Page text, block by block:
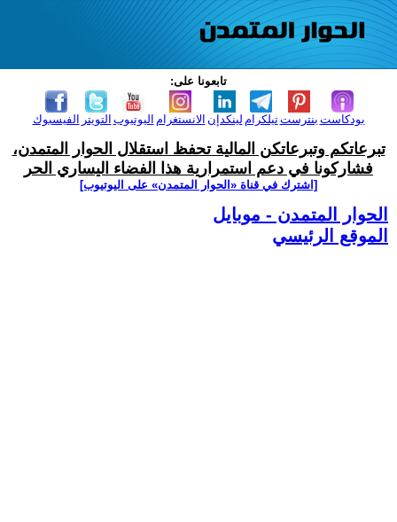
تابعونا على:
الفيسبوك التويتر اليوتيوب الانستغرام لينكدإن تيلكرامبنترست بودكاست
تبرعاتكم وتبرعاتكن المالية تحفظ استقلال الحوار المتمدن،
فشاركونا في دعم استمرارية هذا الفضاء اليساري الحر
[اشترك في قناة ‫«الحوار المتمدن» على اليوتيوب]
الحوار المتمدن - موبايل
الموقع الرئيسي